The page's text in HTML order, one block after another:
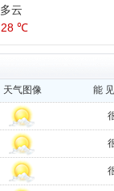
多云
28 ℃
天气图像 能